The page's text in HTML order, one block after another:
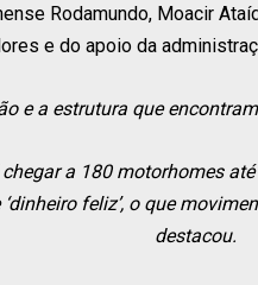
Rodamundo, Moacir
e do apoio da
e a estrutura que
a 180 motorhomes
feliz’, o que
destacou.